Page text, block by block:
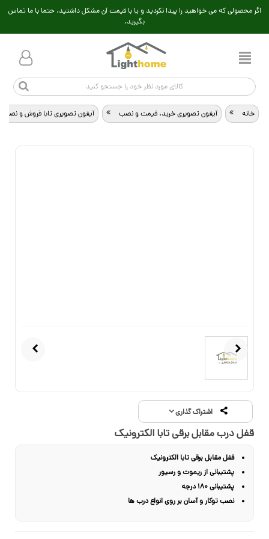
اگر محصولی که می خواهید را پیدا نکردید و یا با قیمت آن مشکل داشتید، حتما با ما تماس
بگیرید.
خانه > آیفون تصویری خرید، قیمت و نصب > آیفون تصویری تابا فروش و نصب
اشتراک گذاری
قفل درب مقابل برقی تابا الکترونیک
قفل مقابل برقی تابا الکترونیک
پشتیبانی از ریموت و رسیور
پشتیبانی 180 درجه
نصب توکار و آسان بر روی انواع درب ها